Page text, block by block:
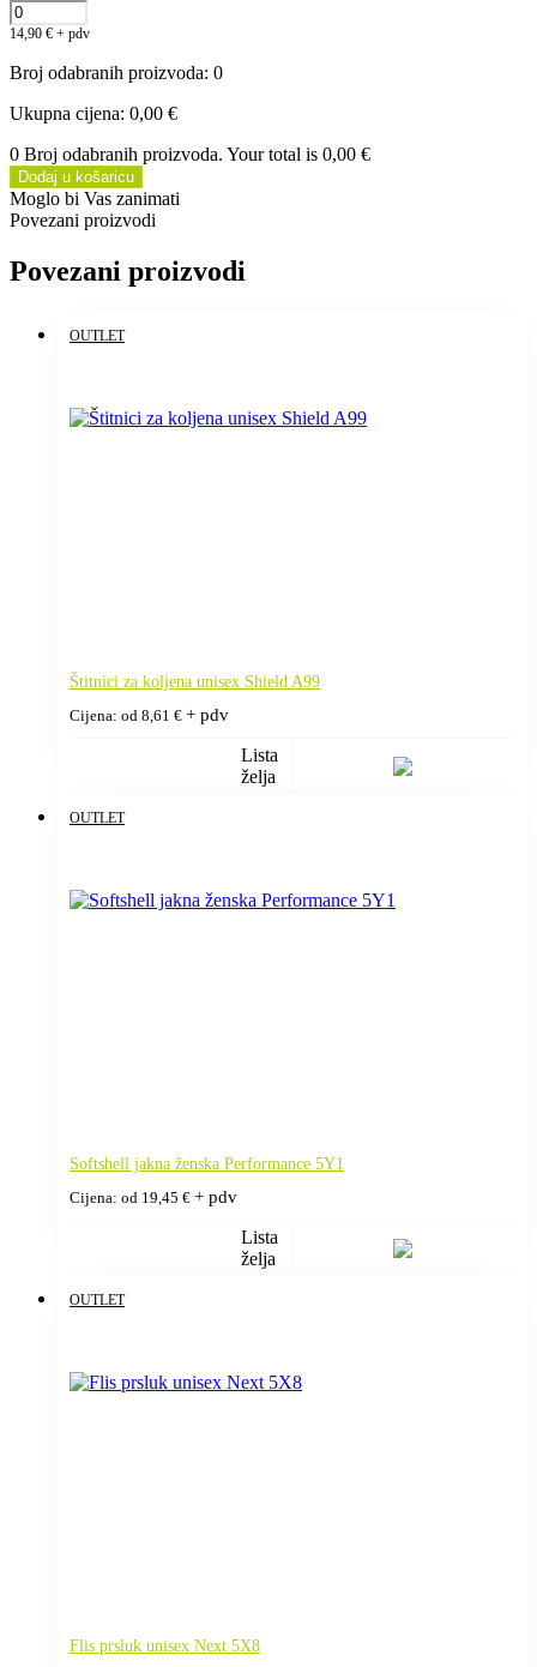
14,90 € + pdv
Broj odabranih proizvoda: 0
Ukupna cijena: 0,00 €
0 Broj odabranih proizvoda. Your total is 0,00 €
Dodaj u košaricu
Moglo bi Vas zanimati
Povezani proizvodi
Povezani proizvodi
OUTLET
Štitnici za koljena unisex Shield A99
Cijena: od 8,61 € + pdv
Lista
želja
OUTLET
Softshell jakna ženska Performance 5Y1
Cijena: od 19,45 € + pdv
Lista
želja
OUTLET
Flis prsluk unisex Next 5X8